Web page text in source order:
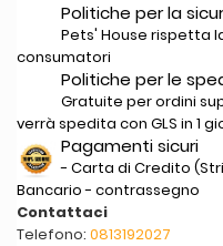
Politiche per la
Pets' House rispetta
consumatori
Politiche per le
Gratuite per ordini
verrà spedita con GLS in 1
Pagamenti sicuri
- Carta di Credito
Bancario - contrassegno
Contattaci
Telefono: 0813192027